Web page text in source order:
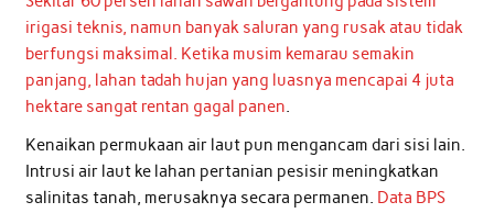
irigasi teknis, namun banyak saluran yang rusak atau tidak
berfungsi maksimal. Ketika musim kemarau semakin
panjang, lahan tadah hujan yang luasnya mencapai 4 juta
hektare sangat rentan gagal panen.
Kenaikan permukaan air laut pun mengancam dari sisi lain.
Intrusi air laut ke lahan pertanian pesisir meningkatkan
salinitas tanah, merusaknya secara permanen. Data BPS